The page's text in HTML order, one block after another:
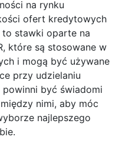
na rynku
ofert kredytowych
stawki oparte na
które są stosowane w
i mogą być używane
przy udzielaniu
być świadomi
nimi, aby móc
najlepszego